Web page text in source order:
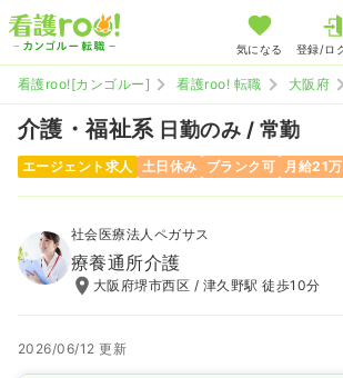
気になる 登録/ロ
看護roo![カンゴルー] 看護roo! 転職 大阪府
介護・福祉系 日勤のみ / 常勤
エージェント求人 土日休み ブランク可 月給21
社会医療法人ペガサス
療養通所介護
大阪府堺市西区 / 津久野駅 徒歩10分
2026/06/12 更新